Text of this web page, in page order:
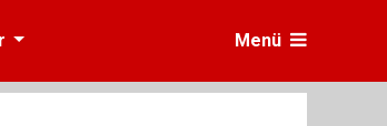
Menü